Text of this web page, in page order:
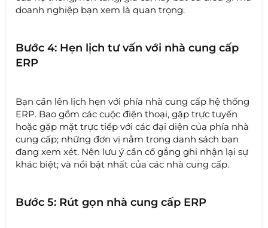
doanh nghiệp bạn xem là quan trọng.
Bước 4: Hẹn lịch tư vấn với nhà cung cấp
ERP
Bạn cần lên lịch hẹn với phía nhà cung cấp hệ thống
ERP. Bao gồm các cuộc điện thoại, gặp trực tuyến
hoặc gặp mặt trực tiếp với các đại diện của phía nhà
cung cấp; những đơn vị nằm trong danh sách bạn
đang xem xét. Nên lưu ý cần cố gắng ghi nhận lại sự
khác biệt; và nổi bật nhất của các nhà cung cấp.
Bước 5: Rút gọn nhà cung cấp ERP